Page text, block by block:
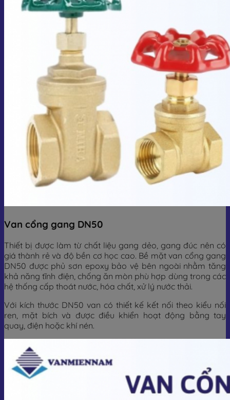
Van cổng gang DN50
Thiết bị được làm từ chất liệu gang dẻo, gang đúc nên có
giá thành rẻ và độ bền cơ học cao. Bề mặt van cổng gang
DN50 được phủ sơn epoxy bảo vệ bên ngoài nhằm tăng
khả năng tĩnh điện, chống ăn mòn phù hợp dùng trong các
hệ thống cấp thoát nước, hóa chất, xử lý nước thải.
Với kích thước DN50 van có thiết kế kết nối theo kiểu nối
ren, mặt bích và được điều khiển hoạt động bằng tay
quay, điện hoặc khí nén.